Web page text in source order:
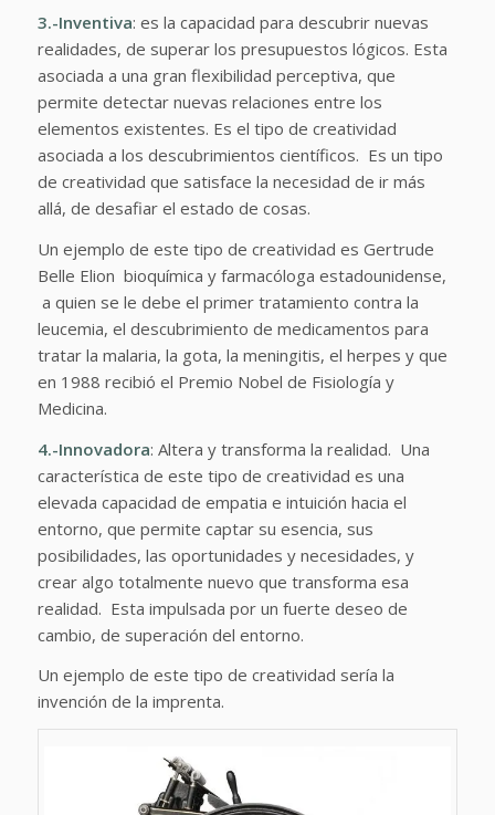
3.-Inventiva: es la capacidad para descubrir nuevas
realidades, de superar los presupuestos lógicos. Esta
asociada a una gran flexibilidad perceptiva, que
permite detectar nuevas relaciones entre los
elementos existentes. Es el tipo de creatividad
asociada a los descubrimientos científicos. Es un tipo
de creatividad que satisface la necesidad de ir más
allá, de desafiar el estado de cosas.
Un ejemplo de este tipo de creatividad es Gertrude
Belle Elion bioquímica y farmacóloga estadounidense,
a quien se le debe el primer tratamiento contra la
leucemia, el descubrimiento de medicamentos para
tratar la malaria, la gota, la meningitis, el herpes y que
en 1988 recibió el Premio Nobel de Fisiología y
Medicina.
4.-Innovadora: Altera y transforma la realidad. Una
característica de este tipo de creatividad es una
elevada capacidad de empatia e intuición hacia el
entorno, que permite captar su esencia, sus
posibilidades, las oportunidades y necesidades, y
crear algo totalmente nuevo que transforma esa
realidad. Esta impulsada por un fuerte deseo de
cambio, de superación del entorno.
Un ejemplo de este tipo de creatividad sería la
invención de la imprenta.